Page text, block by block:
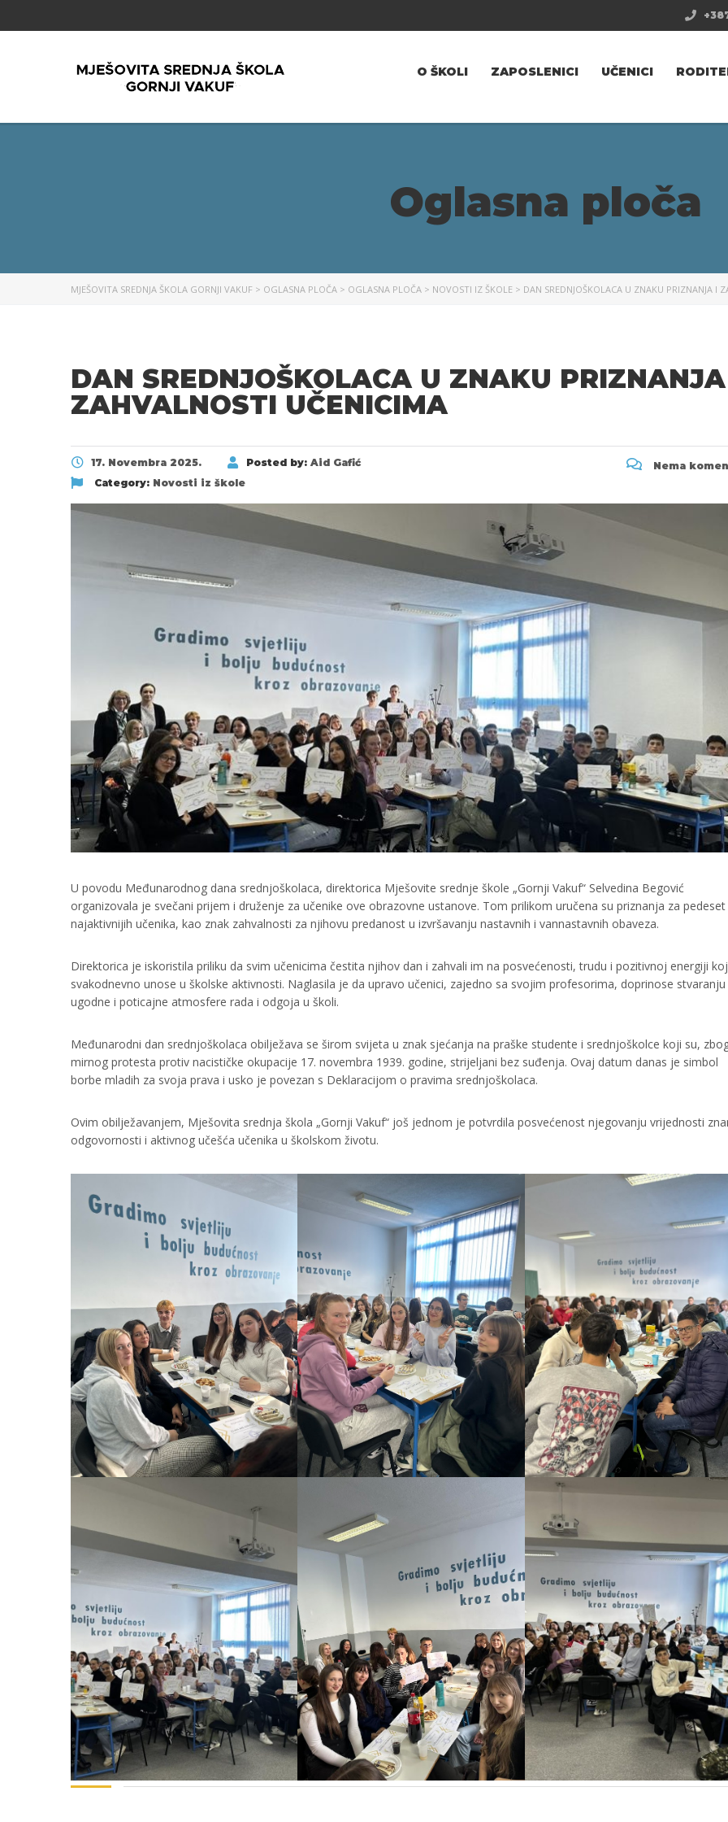
O ŠKOLI ZAPOSLENICI UČENICI
Oglasna ploča
MJEŠOVITA SREDNJA ŠKOLA GORNJI VAKUF > OGLASNA PLOČA > OGLASNA PLOČA > NOVOSTI IZ ŠKOLE > DAN SREDNJOŠKOLACA U ZNAKU PRIZNANJA I
DAN SREDNJOŠKOLACA U ZNAKU
ZAHVALNOSTI UČENICIMA
17. Novembra 2025. Posted by: Aid Gafić
Category: Novosti iz škole
Nema
U povodu Međunarodnog dana srednjoškolaca, direktorica Mješovite srednje škole „Gornji Vakuf“ Selvedina Begović
organizovala je svečani prijem i druženje za učenike ove obrazovne ustanove. Tom prilikom uručena su priznanja za pedeset
najaktivnijih učenika, kao znak zahvalnosti za njihovu predanost u izvršavanju nastavnih i vannastavnih obaveza.
Direktorica je iskoristila priliku da svim učenicima čestita njihov dan i zahvali im na posvećenosti, trudu i pozitivnoj energiji
svakodnevno unose u školske aktivnosti. Naglasila je da upravo učenici, zajedno sa svojim profesorima, doprinose stvaranju
ugodne i poticajne atmosfere rada i odgoja u školi.
Međunarodni dan srednjoškolaca obilježava se širom svijeta u znak sjećanja na praške studente i srednjoškolce koji su,
mirnog protesta protiv nacističke okupacije 17. novembra 1939. godine, strijeljani bez suđenja. Ovaj datum danas je simbol
borbe mladih za svoja prava i usko je povezan s Deklaracijom o pravima srednjoškolaca.
Ovim obilježavanjem, Mješovita srednja škola „Gornji Vakuf“ još jednom je potvrdila posvećenost njegovanju vrijednosti
odgovornosti i aktivnog učešća učenika u školskom životu.